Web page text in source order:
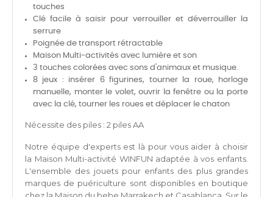
touches
Clé facile à saisir pour verrouiller et déverrouiller la
serrure
Poignée de transport rétractable
Maison Multi-activités avec lumière et son
3 touches colorées avec sons d'animaux et musique.
8 jeux : insérer 6 figurines, tourner la roue, horloge
manuelle, monter le volet, ouvrir la fenêtre ou la porte
avec la clé, tourner les roues et déplacer le chaton
Nécessite des piles : 2 piles AA
Notre équipe d'experts est là pour vous aider à choisir
la Maison Multi-activité WINFUN adaptée à vos enfants.
L'ensemble des jouets pour enfants des plus grandes
marques de puériculture sont disponibles en boutique